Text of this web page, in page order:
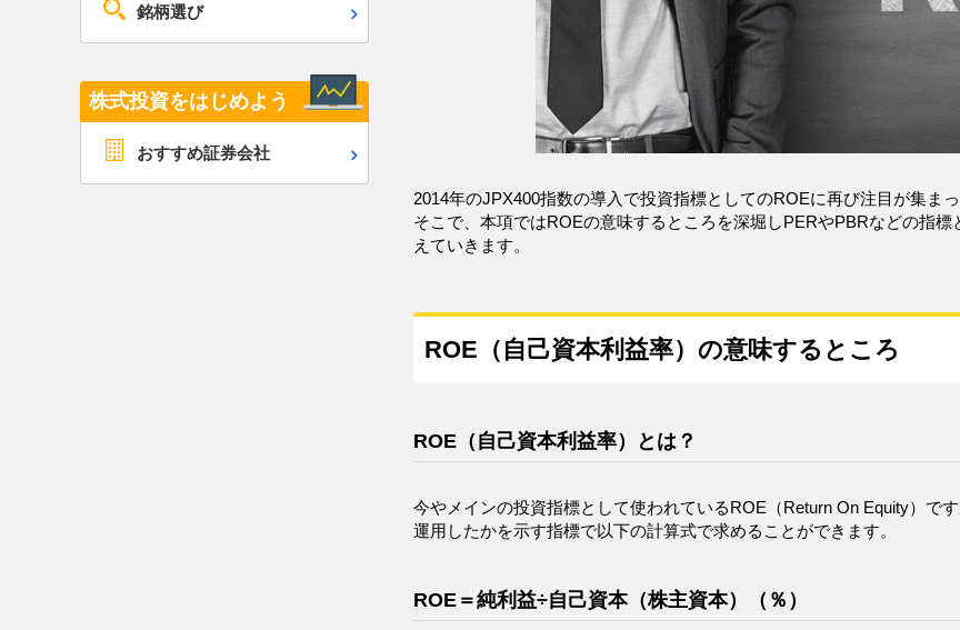
2014年のJPX400指数の導入で投資指標としてのROEに再び注目が集まっ
そこで、本項ではROEの意味するところを深堀しPERやPBRなどの指
えていきます。
ROE（自己資本利益率）の意味するところ
ROE（自己資本利益率）とは？
今やメインの投資指標として使われているROE（Return On Equity）で
運用したかを示す指標で以下の計算式で求めることができます。
ROE＝純利益÷自己資本（株主資本）（％）
銘柄選び
株式投資をはじめよう
おすすめ証券会社